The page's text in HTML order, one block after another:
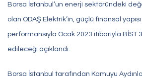
Borsa İstanbul’un enerji sektöründeki
olan ODAŞ Elektrik’in, güçlü finansal
performansıyla Ocak 2023 itibarıyla BİST
edileceği açıklandı.
Borsa İstanbul tarafından Kamuyu